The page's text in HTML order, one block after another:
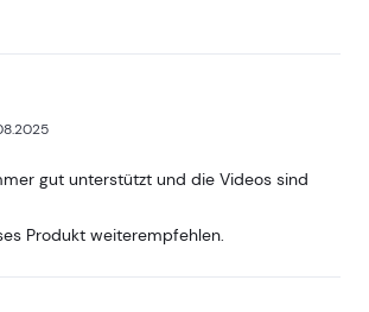
gut unterstützt und die Videos sind
Produkt weiterempfehlen.